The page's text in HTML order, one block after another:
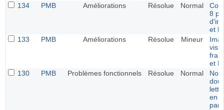
134
PMB Améliorations Résolue Normal
8
et
133
PMB Améliorations Résolue Mineur
et
130
PMB Problèmes fonctionnels Résolue Normal
en
par